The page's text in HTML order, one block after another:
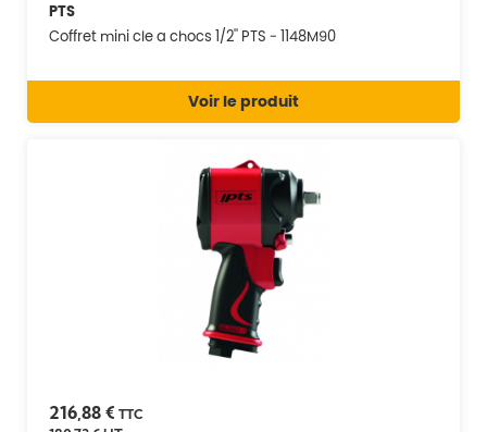
PTS
Coffret mini cle a chocs 1/2'' PTS - 1148M90
Voir le produit
216,88 € TTC